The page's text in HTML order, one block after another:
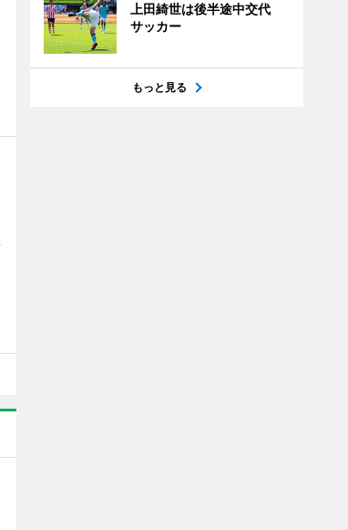
上田綺世は後半途中交代
サッカー
もっと見る